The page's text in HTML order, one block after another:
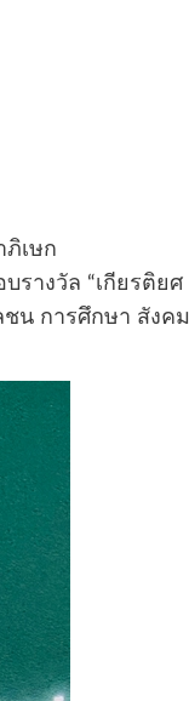
เษก
รางวัล “เกียรติยศ
น การศึกษา สังคม